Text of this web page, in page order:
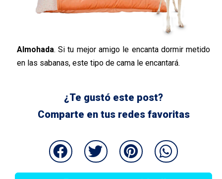
Almohada. Si tu mejor amigo le encanta dormir metido
en las sabanas, este tipo de cama le encantará.
¿Te gustó este post?
Comparte en tus redes favoritas